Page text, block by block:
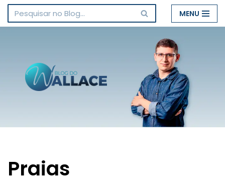
Pular
conteúdo
MENU
Praias